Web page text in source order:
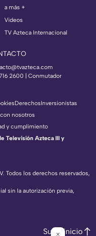
a más +
Videos
TV Azteca Internacional
2600 | Conmutador
Todos los derechos reservados,
sin la autorización previa,
DerechosInversionistas
nosotros
y cumplimiento
Televisión Azteca III y
Subir inicio